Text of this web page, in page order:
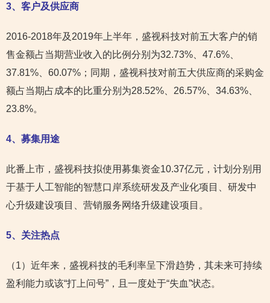
3、客户及供应商
2016-2018年及2019年上半年，盛视科技对前五大客户的销
售金额占当期营业收入的比例分别为32.73%、47.6%、
37.81%、60.07%；同期，盛视科技对前五大供应商的采购金
额占当期占成本的比重分别为28.52%、26.57%、34.63%、
23.8%。
4、募集用途
此番上市，盛视科技拟使用募集资金10.37亿元，计划分别用
于基于人工智能的智慧口岸系统研发及产业化项目、研发中
心升级建设项目、营销服务网络升级建设项目。
5、关注热点
（1）近年来，盛视科技的毛利率呈下滑趋势，其未来可持续
盈利能力或该“打上问号”，且一度处于“失血”状态。